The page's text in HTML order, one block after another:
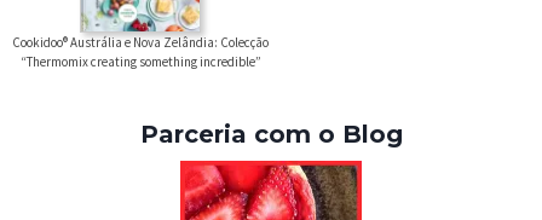
Cookidoo® Austrália e Nova Zelândia: Colecção
“Thermomix creating something incredible”
Parceria com o Blog